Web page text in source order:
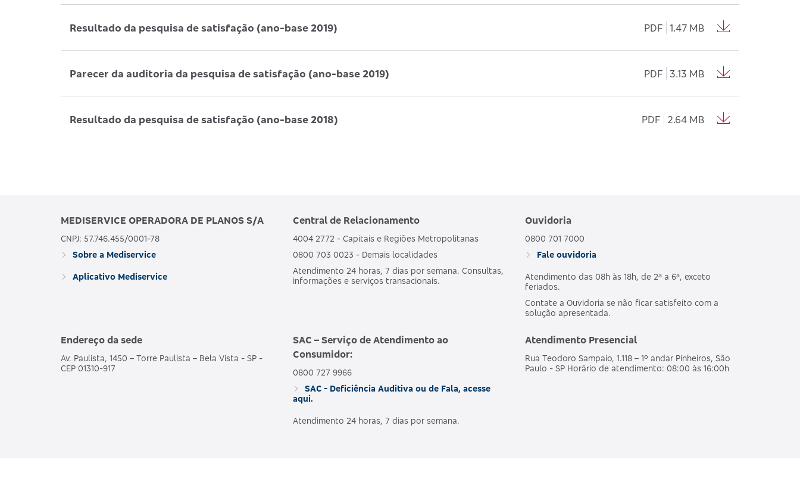
Resultado da pesquisa de satisfação (ano-base 2019) PDF 1.47 MB
Parecer da auditoria da pesquisa de satisfação (ano-base 2019) PDF 3.13 MB
Resultado da pesquisa de satisfação (ano-base 2018) PDF 2.64 MB
MEDISERVICE OPERADORA DE PLANOS S/A
CNPJ: 57.746.455/0001-78
Sobre a Mediservice
Aplicativo Mediservice
Central de Relacionamento
4004 2772 - Capitais e Regiões Metropolitanas
0800 703 0023 - Demais localidades
Atendimento 24 horas, 7 dias por semana. Consultas,
informações e serviços transacionais.
Ouvidoria
0800 701 7000
Fale ouvidoria
Atendimento das 08h às 18h, de 2ª a 6ª, exceto
feriados.
Contate a Ouvidoria se não ficar satisfeito com a
solução apresentada.
Endereço da sede
Av. Paulista, 1450 – Torre Paulista – Bela Vista - SP -
CEP 01310-917
SAC – Serviço de Atendimento ao
Consumidor:
0800 727 9966
SAC - Deficiência Auditiva ou de Fala, acesse
aqui.
Atendimento 24 horas, 7 dias por semana.
Atendimento Presencial
Rua Teodoro Sampaio, 1.118 – 1º andar Pinheiros, São
Paulo - SP Horário de atendimento: 08:00 às 16:00h